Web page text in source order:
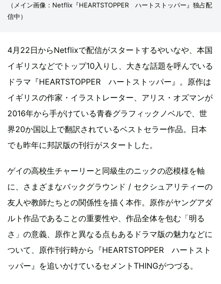
（メイン画像：Netflix『HEARTSTOPPER ハートストッパー』独占配
信中）
4月22日からNetflixで配信がスタートするやいなや、本国
イギリスなどでトップ10入りし、大きな話題を呼んでいる
ドラマ『HEARTSTOPPER ハートストッパー』。原作は
イギリスの作家・イラストレーター、アリス・オズマンが
2016年から手がけている青春グラフィックノベルで、世
界20か国以上で翻訳されているベストセラー作品。日本
でも昨年に邦訳版の刊行がスタートした。
ゲイの高校生チャーリーと同級生のニックの恋模様を軸
に、さまざまなバックグラウンド / セクシュアリティーの
友人や教師たちとの関係性を描く本作。原作がヤングアダ
ルト作品であることの重要性や、作品全体を包む「明る
さ」の意義、原作と異なる点もあるドラマ版の魅力などに
ついて、原作刊行時から『HEARTSTOPPER ハートスト
ッパー』を追いかけているセメントTHINGがつづる。